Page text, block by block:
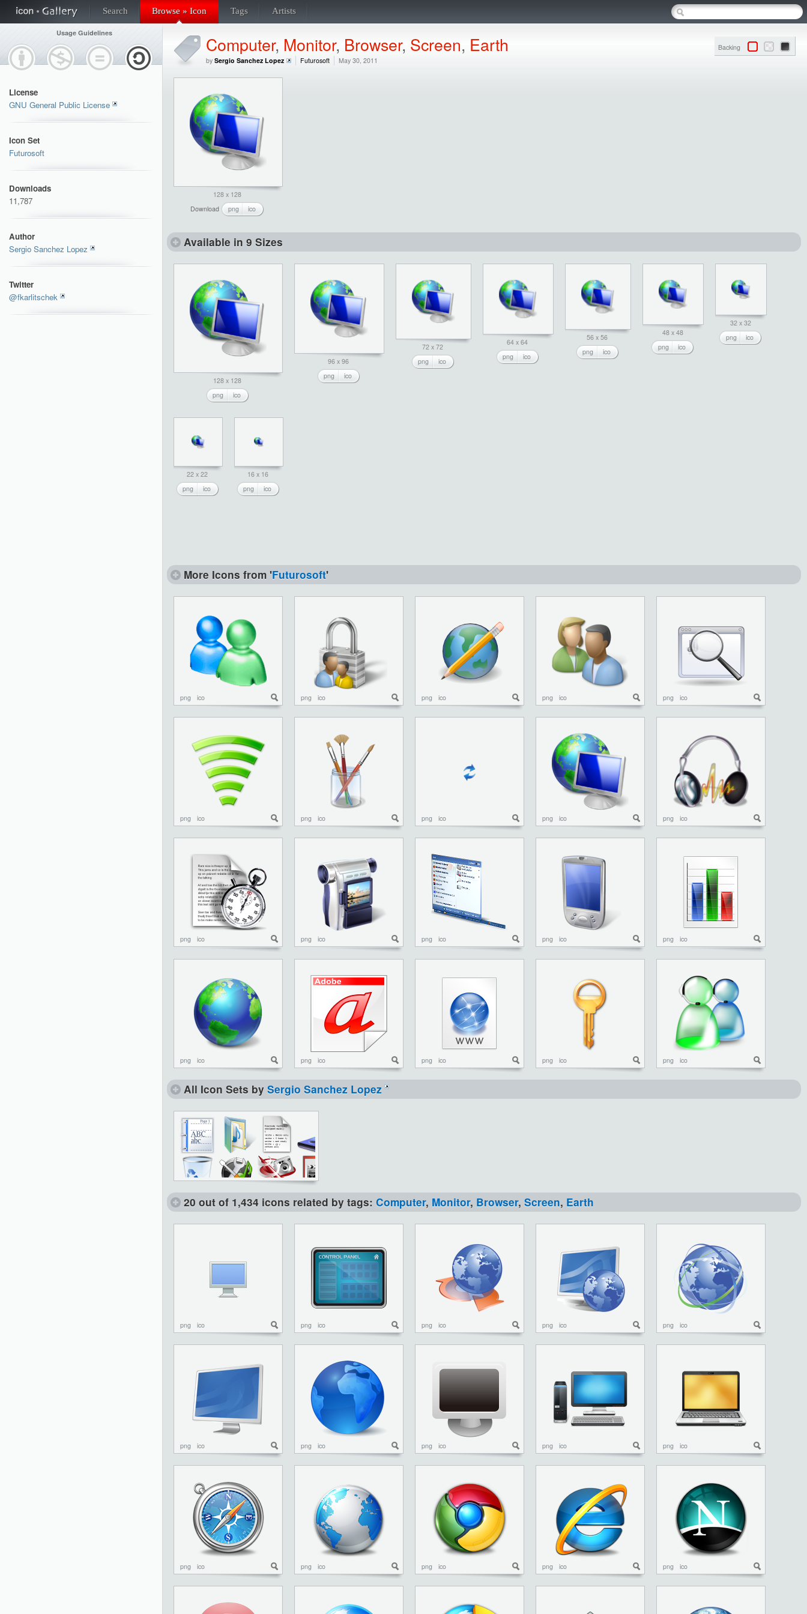
Search Browse » Icon Tags Artists
Usage Guidelines
License
GNU General Public License
Icon Set
Futurosoft
Downloads
11,787
Author
Sergio Sanchez Lopez
Twitter
@fkarlitschek
Backing
Computer, Monitor, Browser, Screen, Earth
by Sergio Sanchez Lopez Futurosoft May 30, 2011
128 x 128
Download
png ico
Available in 9 Sizes
128 x 128
png
ico
96 x 96
png
ico
72 x 72
png
ico
64 x 64
png
ico
56 x 56
png
ico
48 x 48
png
ico
32 x 32
png
ico
22 x 22
png
ico
16 x 16
png
ico
More Icons from 'Futurosoft'
png ico png ico png ico png ico png ico
png ico png ico png ico png ico png ico
png ico png ico png ico png ico png ico
png ico png ico png ico png ico png ico
All Icon Sets by Sergio Sanchez Lopez
20 out of 1,434 icons related by tags: Computer, Monitor, Browser, Screen, Earth
png ico png ico png ico png ico png ico
png ico png ico png ico png ico png ico
png ico png ico png ico png ico png ico